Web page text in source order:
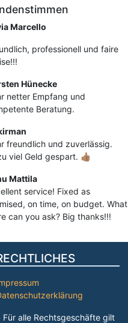
Marcello
professionell und faire
Hünecke
netter Empfang und
Beratung.
freundlich und zuverlässig.
viel Geld gespart. 👍🏽
Mattila
service! Fixed as
on time, on budget. What
can you ask? Big thanks!!!
Für alle Rechtsgeschäfte gilt